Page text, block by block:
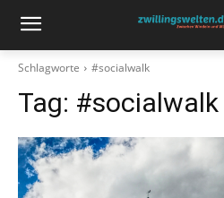
Schlagworte #socialwalk
Tag: #socialwalk